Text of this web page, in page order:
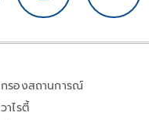
กรองสถานการณ์
วาไรตี้